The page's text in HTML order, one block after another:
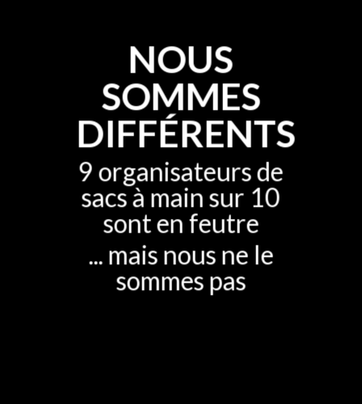
NOUS
SOMMES
DIFFÉRENTS
9 organisateurs de
sacs à main sur 10
sont en feutre
... mais nous ne le
sommes pas